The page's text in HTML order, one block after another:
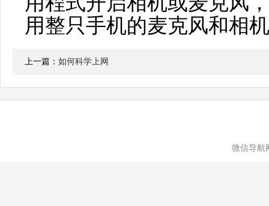
用整只手机的麦克风和相
上一篇： 如何科学上网
微信导航